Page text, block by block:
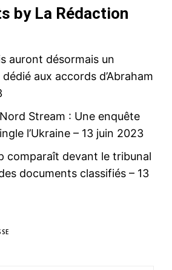
MAINTENANT
by La Rédaction
auront désormais un
aux accords d’Abraham
Stream : Une enquête
l’Ukraine – 13 juin 2023
comparaît devant le tribunal
documents classifiés – 13